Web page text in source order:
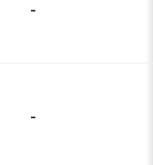
-
-